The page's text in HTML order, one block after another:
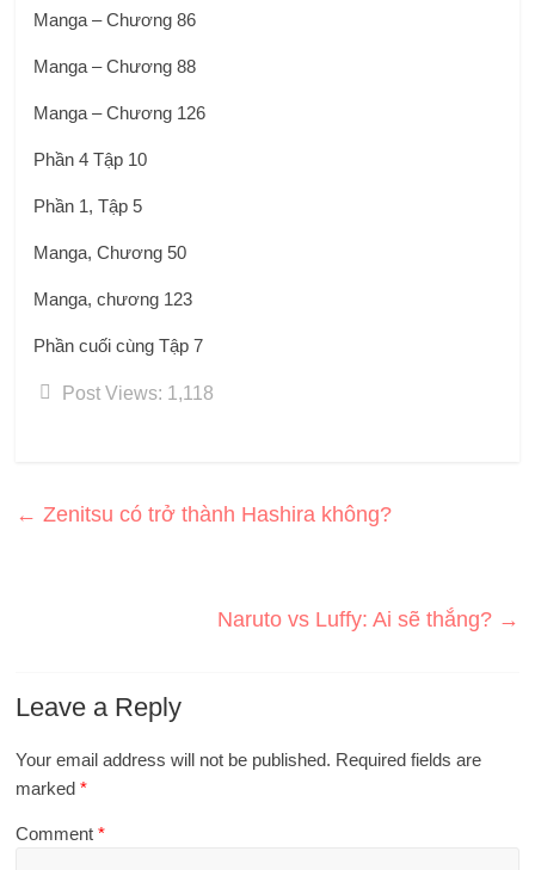
Manga – Chương 86
Manga – Chương 88
Manga – Chương 126
Phần 4 Tập 10
Phần 1, Tập 5
Manga, Chương 50
Manga, chương 123
Phần cuối cùng Tập 7
Post Views: 1,118
← Zenitsu có trở thành Hashira không?
Naruto vs Luffy: Ai sẽ thắng? →
Leave a Reply
Your email address will not be published. Required fields are
marked*
Comment*